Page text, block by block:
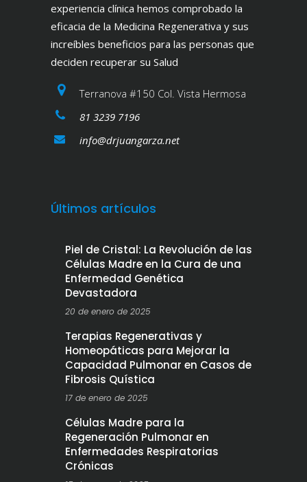
experiencia clínica hemos comprobado la
eficacia de la Medicina Regenerativa y sus
increíbles beneficios para las personas que
deciden recuperar su Salud
Terranova #150 Col. Vista Hermosa
81 3239 7196
info@drjuangarza.net
Últimos artículos
Piel de Cristal: La Revolución de las
Células Madre en la Cura de una
Enfermedad Genética
Devastadora
20 de enero de 2025
Terapias Regenerativas y
Homeopáticas para Mejorar la
Capacidad Pulmonar en Casos de
Fibrosis Quística
17 de enero de 2025
Células Madre para la
Regeneración Pulmonar en
Enfermedades Respiratorias
Crónicas